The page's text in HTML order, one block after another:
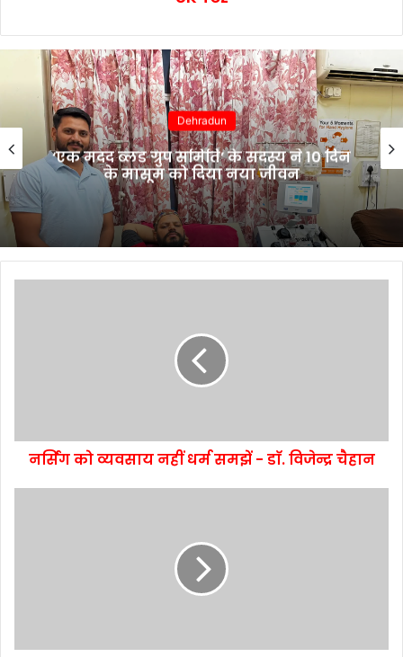
Dehradun
‘एक मदद ब्लड ग्रुप समिति’ के सदस्य ने 10 दिन
के मासूम को दिया नया जीवन
नर्सिंग को व्यवसाय नहीं धर्म समझें - डाॅ. विजेन्द्र चैहान